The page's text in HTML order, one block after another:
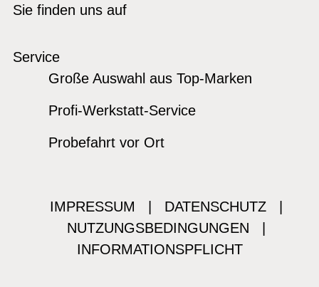
Sie finden uns auf
Service
Große Auswahl aus Top-Marken
Profi-Werkstatt-Service
Probefahrt vor Ort
IMPRESSUM DATENSCHUTZ
NUTZUNGSBEDINGUNGEN
INFORMATIONSPFLICHT